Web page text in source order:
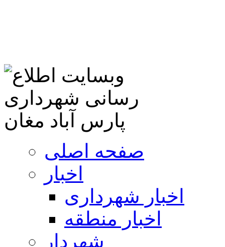
صفحه اصلی
اخبار
اخبار شهرداری
اخبار منطقه
شهردار